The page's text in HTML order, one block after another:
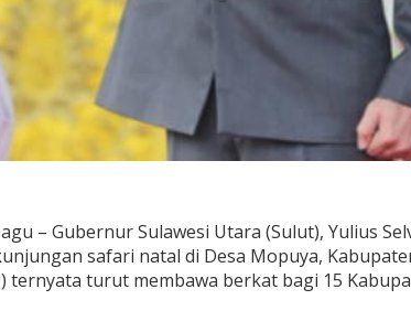
e
o
k
t
e
r
a
n
U
n
i
m
– Gubernur Sulawesi Utara (Sulut), Yulius
safari natal di Desa Mopuya,
ternyata turut membawa berkat bagi 15